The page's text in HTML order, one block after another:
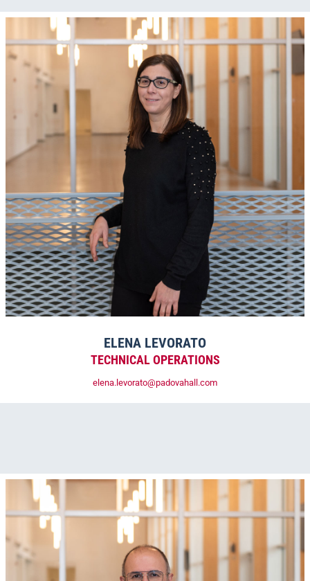
ELENA LEVORATO
TECHNICAL OPERATIONS
elena.levorato@padovahall.com